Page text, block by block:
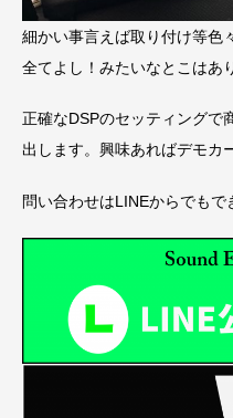
細かい事言えば取り付け等色
全てよし！みたいなとこはあ
正確なDSPのセッティングで
出します。興味あればデモカ
問い合わせはLINEからでもで